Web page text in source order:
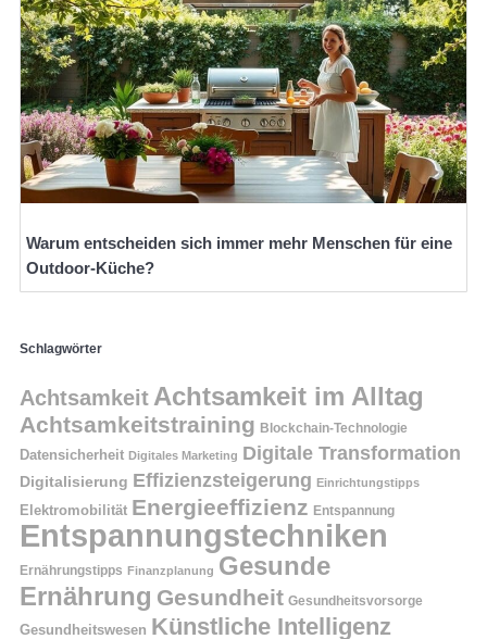
Warum entscheiden sich immer mehr Menschen für eine
Outdoor-Küche?
Schlagwörter
Achtsamkeit Achtsamkeit im Alltag
Achtsamkeitstraining Blockchain-Technologie
Datensicherheit Digitales Marketing Digitale Transformation
Digitalisierung Effizienzsteigerung Einrichtungstipps
Elektromobilität Energieeffizienz Entspannung
Entspannungstechniken
Ernährungstipps Finanzplanung Gesunde
Ernährung Gesundheit Gesundheitsvorsorge
Gesundheitswesen Künstliche Intelligenz